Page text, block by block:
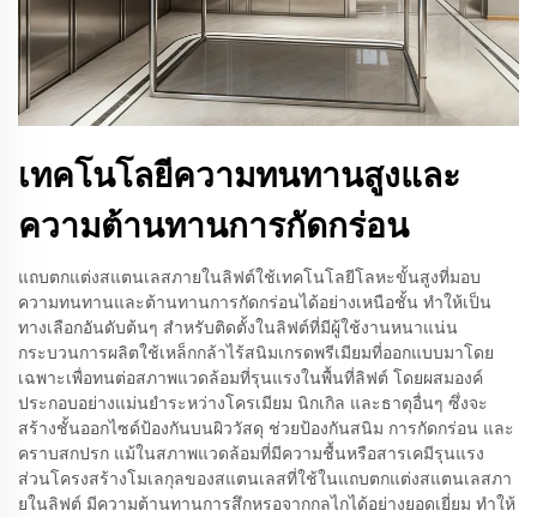
เทคโนโลยีความทนทานสูงและ
ความต้านทานการกัดกร่อน
แถบตกแต่งสแตนเลสภายในลิฟต์ใช้เทคโนโลยีโลหะขั้นสูงที่มอบ
ความทนทานและต้านทานการกัดกร่อนได้อย่างเหนือชั้น ทำให้เป็น
ทางเลือกอันดับต้นๆ สำหรับติดตั้งในลิฟต์ที่มีผู้ใช้งานหนาแน่น
กระบวนการผลิตใช้เหล็กกล้าไร้สนิมเกรดพรีเมียมที่ออกแบบมาโดย
เฉพาะเพื่อทนต่อสภาพแวดล้อมที่รุนแรงในพื้นที่ลิฟต์ โดยผสมองค์
ประกอบอย่างแม่นยำระหว่างโครเมียม นิกเกิล และธาตุอื่นๆ ซึ่งจะ
สร้างชั้นออกไซด์ป้องกันบนผิววัสดุ ช่วยป้องกันสนิม การกัดกร่อน และ
คราบสกปรก แม้ในสภาพแวดล้อมที่มีความชื้นหรือสารเคมีรุนแรง
ส่วนโครงสร้างโมเลกุลของสแตนเลสที่ใช้ในแถบตกแต่งสแตนเลสภา
ยในลิฟต์ มีความต้านทานการสึกหรอจากกลไกได้อย่างยอดเยี่ยม ทำให้